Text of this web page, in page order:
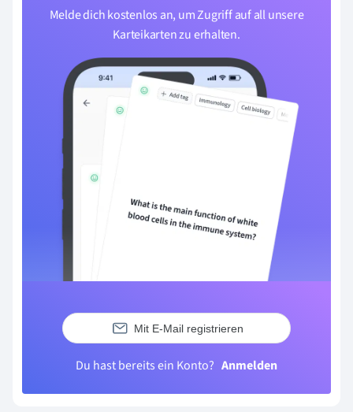
Melde dich kostenlos an, um Zugriff auf all unsere
Karteikarten zu erhalten.
Mit E-Mail registrieren
Du hast bereits ein Konto? Anmelden